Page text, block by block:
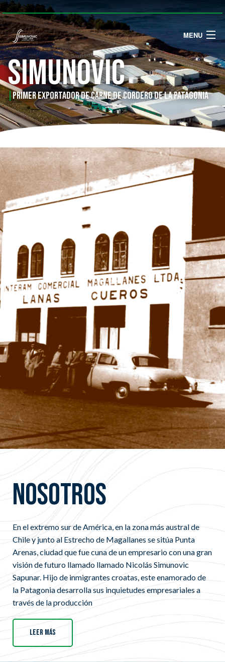
MENU
INICIO
NOSOTROS
PRODUCTOS
MERCADOS
FORMULARIO DE DENUNCIAS
simunovic
|Primer exportador de carne de cordero de la Patagonia
Nosotros
En el extremo sur de América, en la zona más austral de
Chile y junto al Estrecho de Magallanes se sitúa Punta
Arenas, ciudad que fue cuna de un empresario con una gran
visión de futuro llamado llamado Nicolás Simunovic
Sapunar. Hijo de inmigrantes croatas, este enamorado de
la Patagonia desarrolla sus inquietudes empresariales a
través de la producción
Leer más